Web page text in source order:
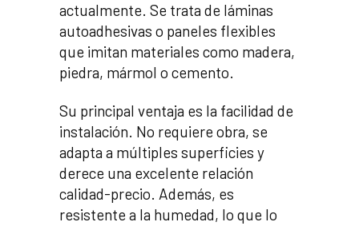
actualmente. Se trata de láminas
autoadhesivas o paneles flexibles
que imitan materiales como madera,
piedra, mármol o cemento.
Su principal ventaja es la facilidad de
instalación. No requiere obra, se
adapta a múltiples superficies y
derece una excelente relación
calidad-precio. Además, es
resistente a la humedad, lo que lo